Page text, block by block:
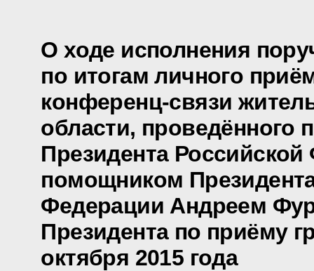
О ходе исполнения
по итогам личного
конференц-связи
области, проведённого
Президента
помощником
Федерации Андреем
Президента по приёму
октября 2015 года